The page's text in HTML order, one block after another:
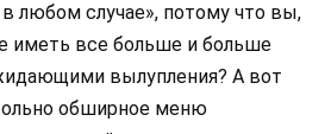
любом случае», потому что вы,
иметь все больше и больше
вылупления? А вот
обширное меню